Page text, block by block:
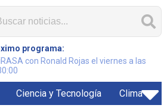
programa:
con Ronald Rojas el viernes a las
Ciencia y Tecnología Clima